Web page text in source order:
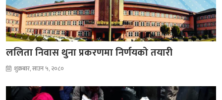
ललिता निवास थुना प्रकरणमा निर्णयको तयारी
शुक्रबार, साउन ५, २०८०